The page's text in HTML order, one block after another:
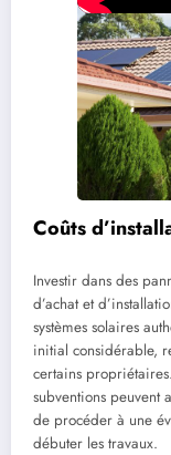
Coûts
Investir dans des
d’achat et
systèmes solaires
initial considérable,
certains
subventions peuvent
de procéder à une
débuter les travaux.